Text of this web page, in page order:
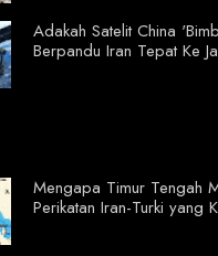
Adakah Satelit China
Berpandu Iran Tepat Ke
Mengapa Timur Tengah
Perikatan Iran-Turki yang